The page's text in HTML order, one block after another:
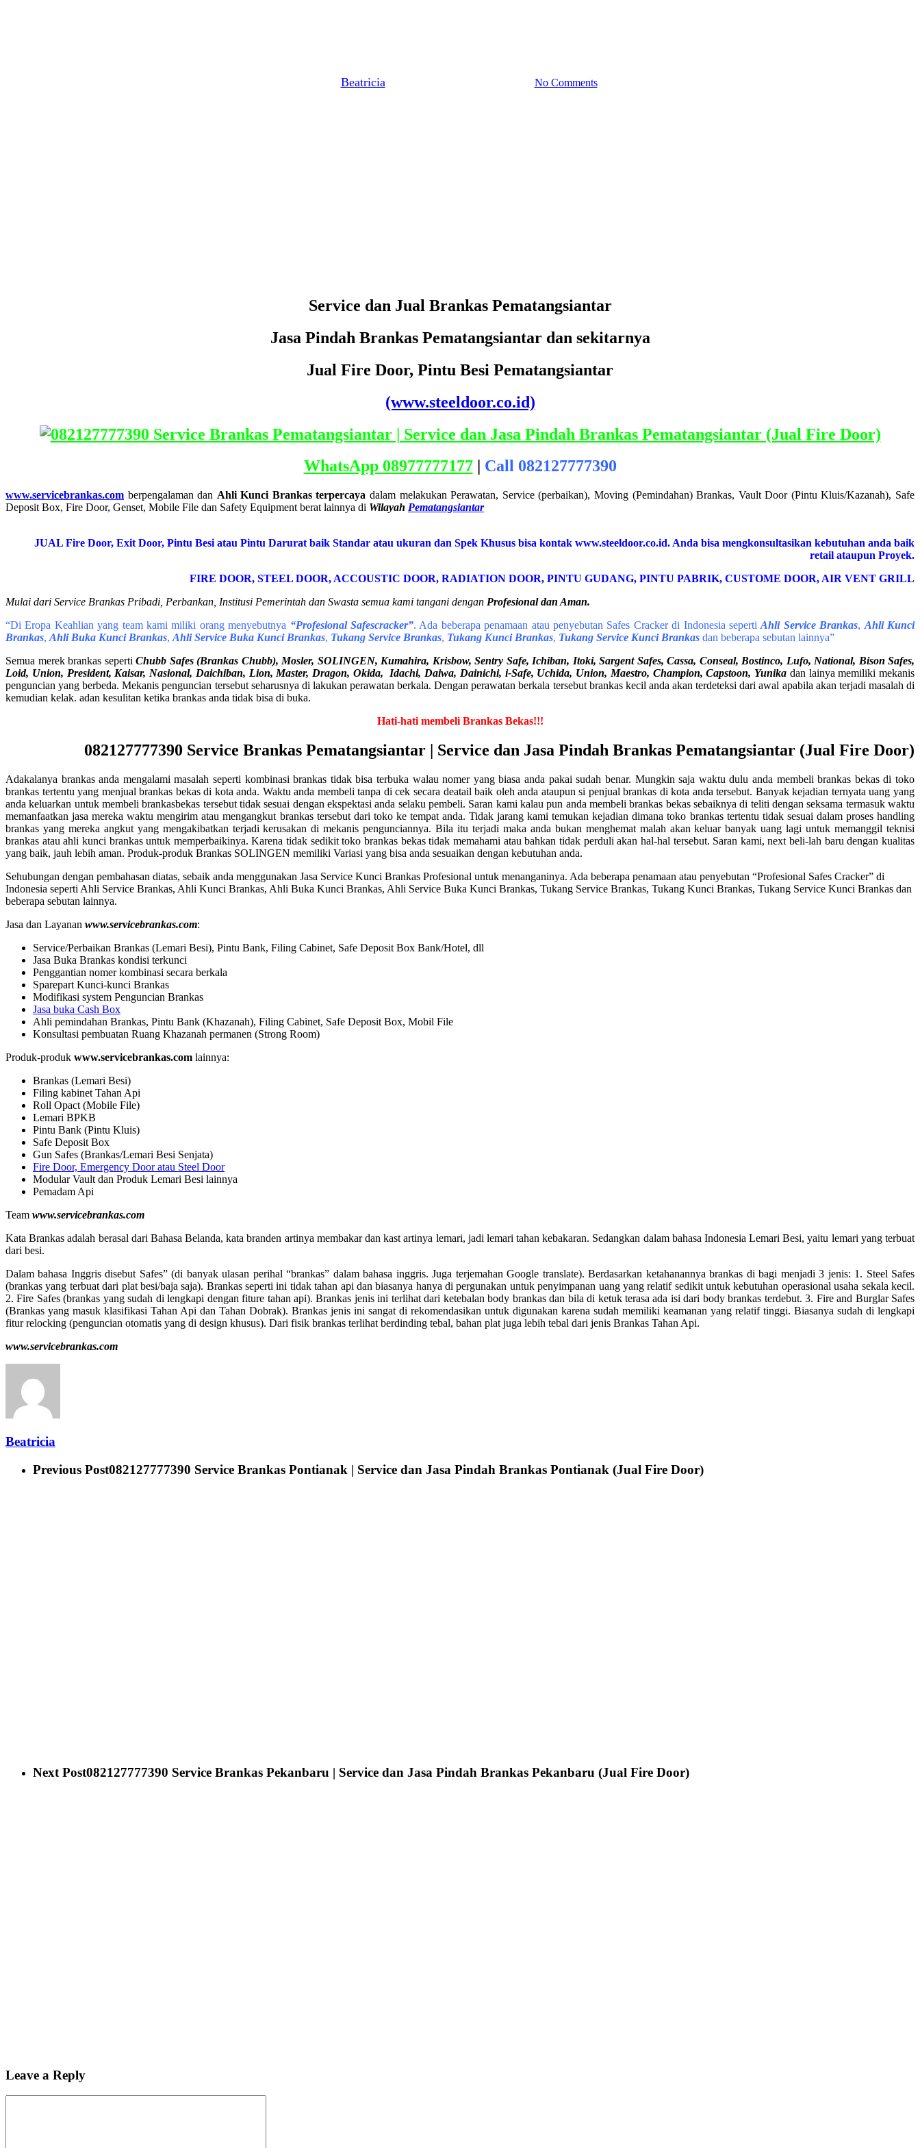
Beatricia No Comments
Service dan Jual Brankas Pematangsiantar
Jasa Pindah Brankas Pematangsiantar dan sekitarnya
Jual Fire Door, Pintu Besi Pematangsiantar
(www.steeldoor.co.id)
WhatsApp 08977777177| Call 082127777390
www.servicebrankas.com berpengalaman dan Ahli Kunci Brankas terpercaya dalam melakukan Perawatan, Service (perbaikan), Moving (Pemindahan) Brankas, Vault Door (Pintu Kluis/Kazanah), Safe
Deposit Box, Fire Door, Genset, Mobile File dan Safety Equipment berat lainnya di Wilayah Pematangsiantar
JUAL Fire Door, Exit Door, Pintu Besi atau Pintu Darurat baik Standar atau ukuran dan Spek Khusus bisa kontak www.steeldoor.co.id. Anda bisa mengkonsultasikan kebutuhan anda baik
retail ataupun Proyek.
FIRE DOOR, STEEL DOOR, ACCOUSTIC DOOR, RADIATION DOOR, PINTU GUDANG, PINTU PABRIK, CUSTOME DOOR, AIR VENT GRILL
Mulai dari Service Brankas Pribadi, Perbankan, Institusi Pemerintah dan Swasta semua kami tangani dengan Profesional dan Aman.
“Di Eropa Keahlian yang team kami miliki orang menyebutnya “Profesional Safescracker”. Ada beberapa penamaan atau penyebutan Safes Cracker di Indonesia sepertiAhli Service Brankas, Ahli Kunci
Brankas, Ahli Buka Kunci Brankas, Ahli Service Buka Kunci Brankas, Tukang Service Brankas, Tukang Kunci Brankas, Tukang Service Kunci Brankas dan beberapa sebutan lainnya”
Semua merek brankas seperti Chubb Safes (Brankas Chubb), Mosler, SOLINGEN, Kumahira, Krisbow, Sentry Safe, Ichiban, Itoki, Sargent Safes, Cassa, Conseal, Bostinco, Lufo, National, Bison Safes,
Loid, Union, President, Kaisar, Nasional, Daichiban, Lion, Master, Dragon, Okida, Idachi, Daiwa, Dainichi, i-Safe, Uchida, Union, Maestro, Champion, Capstoon, Yunika dan lainya memiliki mekanis
penguncian yang berbeda. Mekanis penguncian tersebut seharusnya di lakukan perawatan berkala. Dengan perawatan berkala tersebut brankas kecil anda akan terdeteksi dari awal apabila akan terjadi masalah di
kemudian kelak. adan kesulitan ketika brankas anda tidak bisa di buka.
Hati-hati membeli Brankas Bekas!!!
082127777390 Service Brankas Pematangsiantar | Service dan Jasa Pindah Brankas Pematangsiantar (Jual Fire Door)
Adakalanya brankas anda mengalami masalah seperti kombinasi brankas tidak bisa terbuka walau nomer yang biasa anda pakai sudah benar. Mungkin saja waktu dulu anda membeli brankas bekas di toko
brankas tertentu yang menjual brankas bekas di kota anda. Waktu anda membeli tanpa di cek secara deatail baik oleh anda ataupun si penjual brankas di kota anda tersebut. Banyak kejadian ternyata uang yang
anda keluarkan untuk membeli brankasbekas tersebut tidak sesuai dengan ekspektasi anda selaku pembeli. Saran kami kalau pun anda membeli brankas bekas sebaiknya di teliti dengan seksama termasuk waktu
memanfaatkan jasa mereka waktu mengirim atau mengangkut brankas tersebut dari toko ke tempat anda. Tidak jarang kami temukan kejadian dimana toko brankas tertentu tidak sesuai dalam proses handling
brankas yang mereka angkut yang mengakibatkan terjadi kerusakan di mekanis pengunciannya. Bila itu terjadi maka anda bukan menghemat malah akan keluar banyak uang lagi untuk memanggil teknisi
brankas atau ahli kunci brankas untuk memperbaikinya. Karena tidak sedikit toko brankas bekas tidak memahami atau bahkan tidak perduli akan hal-hal tersebut. Saran kami, next beli-lah baru dengan kualitas
yang baik, jauh lebih aman. Produk-produk Brankas SOLINGEN memiliki Variasi yang bisa anda sesuaikan dengan kebutuhan anda.
Sehubungan dengan pembahasan diatas, sebaik anda menggunakan Jasa Service Kunci Brankas Profesional untuk menanganinya. Ada beberapa penamaan atau penyebutan “Profesional Safes Cracker” di
Indonesia seperti Ahli Service Brankas, Ahli Kunci Brankas, Ahli Buka Kunci Brankas, Ahli Service Buka Kunci Brankas, Tukang Service Brankas, Tukang Kunci Brankas, Tukang Service Kunci Brankas dan
beberapa sebutan lainnya.
Jasa dan Layanan www.servicebrankas.com:
Service/Perbaikan Brankas (Lemari Besi), Pintu Bank, Filing Cabinet, Safe Deposit Box Bank/Hotel, dll
Jasa Buka Brankas kondisi terkunci
Penggantian nomer kombinasi secara berkala
Sparepart Kunci-kunci Brankas
Modifikasi system Penguncian Brankas
Jasa buka Cash Box
Ahli pemindahan Brankas, Pintu Bank (Khazanah), Filing Cabinet, Safe Deposit Box, Mobil File
Konsultasi pembuatan Ruang Khazanah permanen (Strong Room)
Produk-produk www.servicebrankas.com lainnya:
Brankas (Lemari Besi)
Filing kabinet Tahan Api
Roll Opact (Mobile File)
Lemari BPKB
Pintu Bank (Pintu Kluis)
Safe Deposit Box
Gun Safes (Brankas/Lemari Besi Senjata)
Fire Door, Emergency Door atau Steel Door
Modular Vault dan Produk Lemari Besi lainnya
Pemadam Api
Team www.servicebrankas.com
Kata Brankas adalah berasal dari Bahasa Belanda, kata branden artinya membakar dan kast artinya lemari, jadi lemari tahan kebakaran. Sedangkan dalam bahasa Indonesia Lemari Besi, yaitu lemari yang terbuat
dari besi.
Dalam bahasa Inggris disebut Safes” (di banyak ulasan perihal “brankas” dalam bahasa inggris. Juga terjemahan Google translate). Berdasarkan ketahanannya brankas di bagi menjadi 3 jenis: 1. Steel Safes
(brankas yang terbuat dari plat besi/baja saja). Brankas seperti ini tidak tahan api dan biasanya hanya di pergunakan untuk penyimpanan uang yang relatif sedikit untuk kebutuhan operasional usaha sekala kecil.
2. Fire Safes (brankas yang sudah di lengkapi dengan fiture tahan api). Brankas jenis ini terlihat dari ketebalan body brankas dan bila di ketuk terasa ada isi dari body brankas terdebut. 3. Fire and Burglar Safes
(Brankas yang masuk klasifikasi Tahan Api dan Tahan Dobrak). Brankas jenis ini sangat di rekomendasikan untuk digunakan karena sudah memiliki keamanan yang relatif tinggi. Biasanya sudah di lengkapi
fitur relocking (penguncian otomatis yang di design khusus). Dari fisik brankas terlihat berdinding tebal, bahan plat juga lebih tebal dari jenis Brankas Tahan Api.
www.servicebrankas.com
Beatricia
Previous Post082127777390 Service Brankas Pontianak | Service dan Jasa Pindah Brankas Pontianak (Jual Fire Door)
Next Post082127777390 Service Brankas Pekanbaru | Service dan Jasa Pindah Brankas Pekanbaru (Jual Fire Door)
Leave a Reply